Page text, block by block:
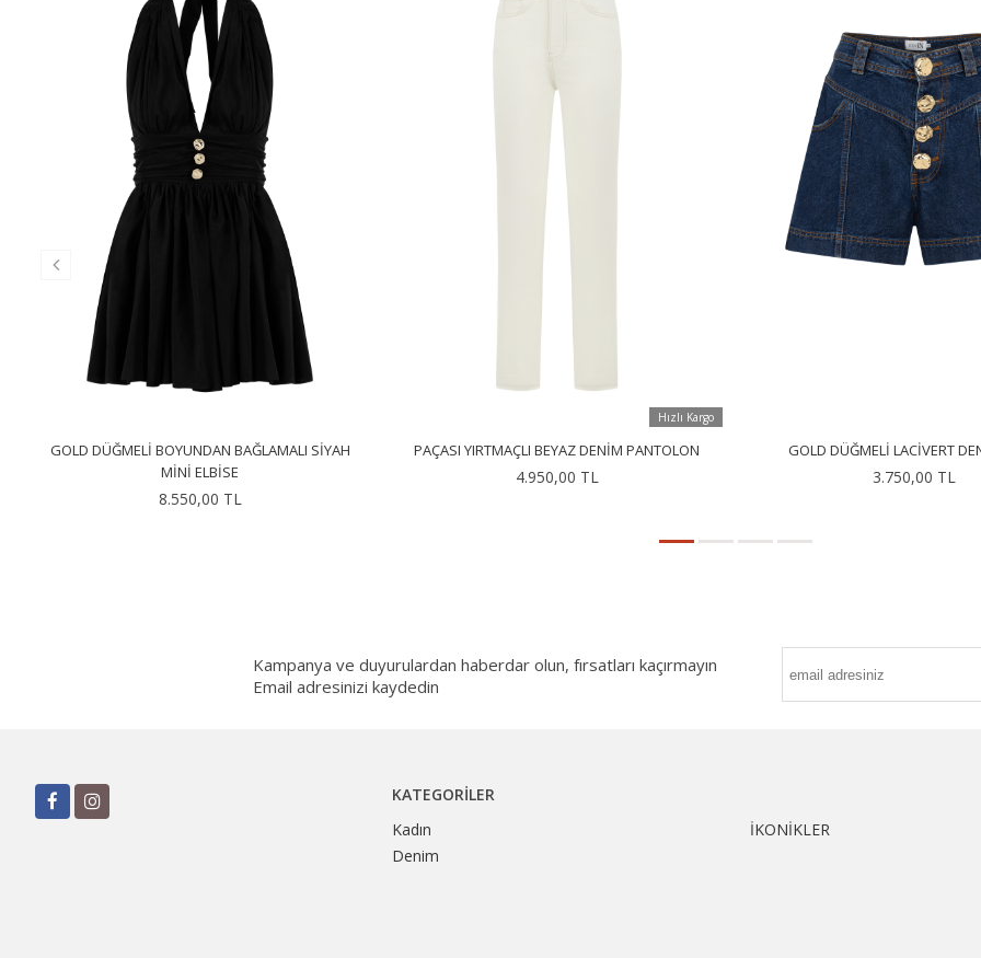
GOLD DÜĞMELI BOYUNDAN BAĞLAMALI SIYAH
MINI ELBISE
8.550,00 TL
Hızlı Kargo
PAÇASI YIRTMAÇLI BEYAZ DENIM PANTOLON
4.950,00 TL
GOLD DÜĞMELI LACIVERT
3.750,00 TL
Kampanya ve duyurulardan haberdar olun, fırsatları kaçırmayın
Email adresinizi kaydedin
KATEGORILER
Kadın
İKONİKLER
Denim